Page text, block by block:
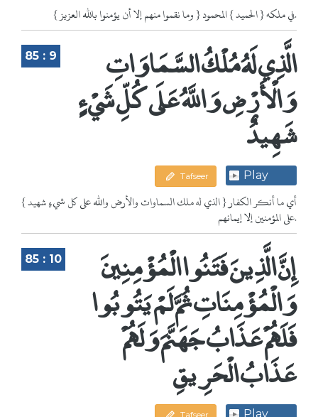
{ وما نقموا منهم إلا أن يؤمنوا بالله العزيز } في ملكه { الحميد } المحمود.
85 : 9 الَّذِي لَهُ مُلْكُ السَّمَاوَاتِ
وَالْأَرْضِ وَاللَّهُ عَلَى كُلِّ شَيْءٍ
شَهِيدٌ
Tafseer Play
{ الذي له ملك السماوات والأرض والله على كل شيءٍ شهيد } أي ما أنكر الكفار
على المؤمنين إلا إيمانهم.
85 : 10 إِنَّ الَّذِينَ فَتَنُوا الْمُؤْمِنِينَ
وَالْمُؤْمِنَاتِ ثُمَّ لَمْ يَتُوبُوا
فَلَهُمْ عَذَابُ جَهَنَّمَ وَلَهُمْ
عَذَابُ الْحَرِيقِ
Tafseer Play